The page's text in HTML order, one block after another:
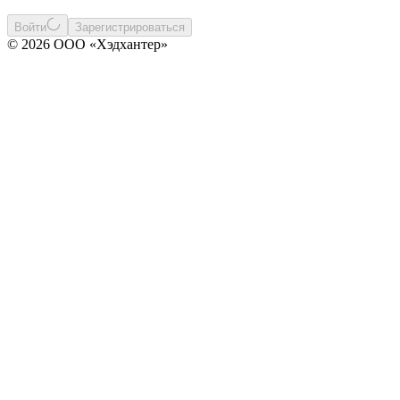
Войти Зарегистрироваться
© 2026 ООО «Хэдхантер»